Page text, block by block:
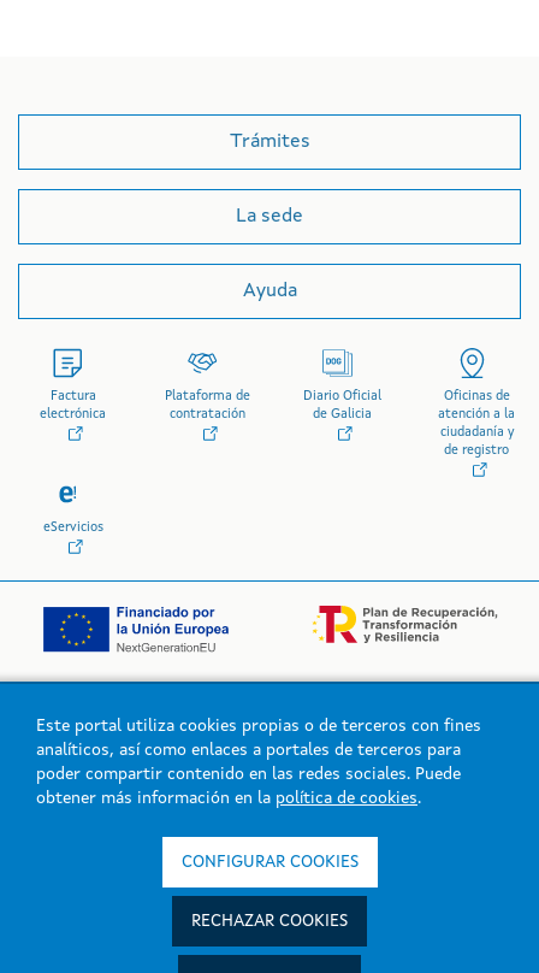
Trámites
La sede
Ayuda
Factura
electrónica
Plataforma de
contratación
Diario Oficial
de Galicia
Oficinas de
atención a la
ciudadanía y
de registro
eServicios
Logo de la Xunta de Galicia
Este portal utiliza cookies propias o de terceros con fines
analíticos, así como enlaces a portales de terceros para
poder compartir contenido en las redes sociales. Puede
obtener más información en la política de cookies.
CONFIGURAR COOKIES
RECHAZAR COOKIES